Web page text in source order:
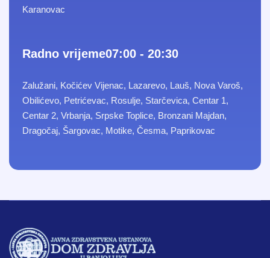
Karanovac
Radno vrijeme07:00 - 20:30
Zalužani, Kočićev Vijenac, Lazarevo, Lauš, Nova Varoš,
Obilićevo, Petrićevac, Rosulje, Starčevica, Centar 1,
Centar 2, Vrbanja, Srpske Toplice, Bronzani Majdan,
Dragočaj, Šargovac, Motike, Česma, Paprikovac